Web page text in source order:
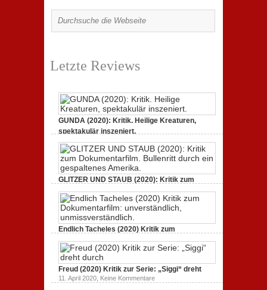
Letzte Reviews
GUNDA (2020): Kritik. Heilige Kreaturen,
spektakulär inszeniert.
GUNDA
(2020):
Kritik.
Kreaturen,
spektakulär
GLITZER UND STAUB (2020): Kritik zum
Dokumentarfilm.
3. Oktober 2020,Keine Kommentare zu
GLITZER
UND
(2020):
Kritik
zum
Dokumentarfilm.
durch
ein
Amerika.
Endlich Tacheles (2020) Kritik zum
Dokumentarfilm: unverständlich,
19. Mai 2020,Keine Kommentarezu
Tacheles
(2020)
Kritik
zum
Freud (2020) Kritik zur Serie: „Siggi“ dreht
11. April 2020, Keine Kommentarezu
Freud